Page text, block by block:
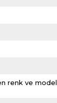
renk ve model